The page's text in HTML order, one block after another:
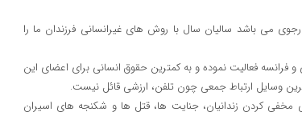
می باشد سالیان سال با روش های غیرانسانی فرزندان ما را
و فرانسه فعالیت نموده و به کمترین حقوق انسانی برای اعضای این
ترین وسایل ارتباط جمعی چون تلفن، ارزشی قائل نیست.
مخفی کردن زندانیان، جنایت ها، قتل ها و شکنجه های اسیران